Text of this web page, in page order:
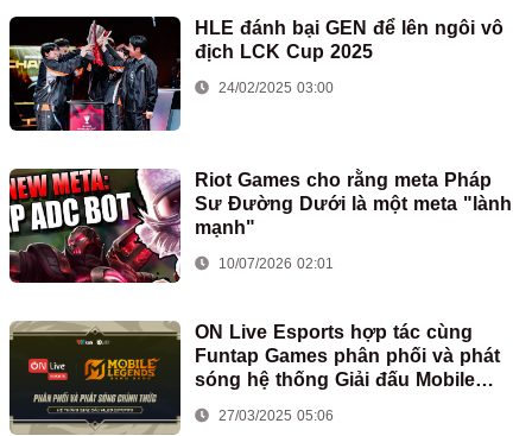
HLE đánh bại GEN để lên ngôi vô
địch LCK Cup 2025
24/02/2025 03:00
Riot Games cho rằng meta Pháp
Sư Đường Dưới là một meta "lành
mạnh"
10/07/2026 02:01
ON Live Esports hợp tác cùng
Funtap Games phân phối và phát
sóng hệ thống Giải đấu Mobile
Legends: Bang Bang tại Việt Nam
27/03/2025 05:06